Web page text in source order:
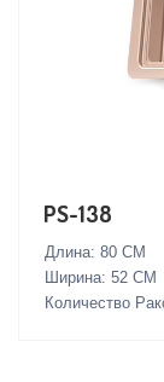
PS-138
Длина: 80 СМ
Ширина: 52 СМ
Количество